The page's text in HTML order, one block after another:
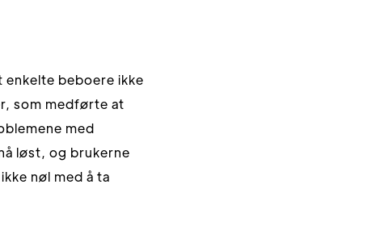
beboere ikke
som medførte at
med
løst, og brukerne
nøl med å ta